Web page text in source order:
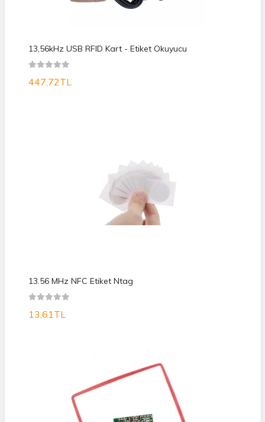
13,56kHz USB RFID Kart - Etiket Okuyucu
447,72TL
13.56 MHz NFC Etiket Ntag
13,61TL